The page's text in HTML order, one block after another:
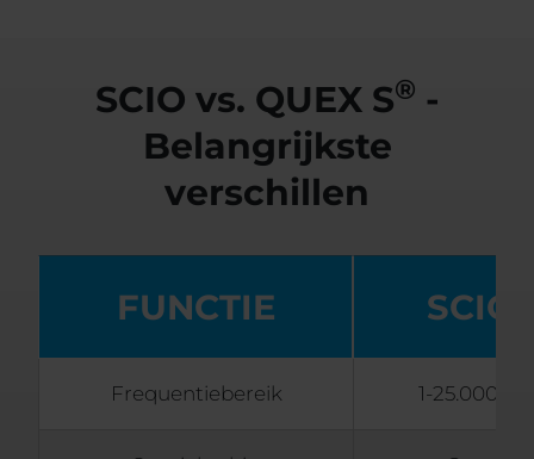
SCIO vs. QUEX S® -
Belangrijkste
verschillen
FUNCTIE SCIO
Frequentiebereik 1-25.000Hz